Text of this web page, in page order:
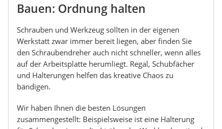
Bauen: Ordnung halten
Schrauben und Werkzeug sollten in der eigenen
Werkstatt zwar immer bereit liegen, aber finden Sie
den Schraubendreher auch nicht schneller, wenn alles
auf der Arbeitsplatte herumliegt. Regal, Schubfächer
und Halterungen helfen das kreative Chaos zu
bändigen.
Wir haben Ihnen die besten Lösungen
zusammengestellt: Beispielsweise ist eine Halterung